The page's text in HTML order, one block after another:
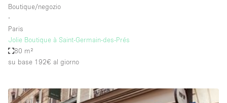
Impianto audiovisivo
Internet
Luce Diurna
Boutique/negozio
∙
Paris
Jolie Boutique à Saint-Germain-des-Prés
80 m²
su base 192€ al giorno